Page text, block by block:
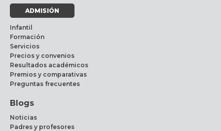
ADMISIÓN
Infantil
Formación
Servicios
Precios y convenios
Resultados académicos
Premios y comparativas
Preguntas frecuentes
Blogs
Noticias
Padres y profesores